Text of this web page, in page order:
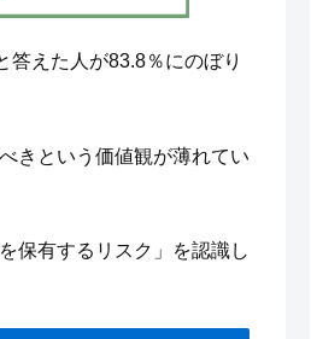
えた人が83.8％にのぼり
きという価値観が薄れてい
保有するリスク」を認識し